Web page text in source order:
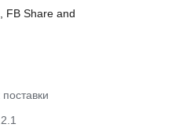
FB Share and